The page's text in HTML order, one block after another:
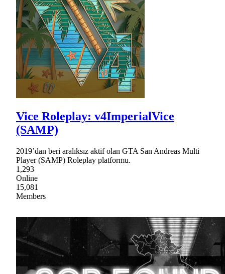
Vice Roleplay: v4ImperialVice
(SAMP)
2019’dan beri aralıksız aktif olan GTA San Andreas Multi
Player (SAMP) Roleplay platformu.
1,293
Online
15,081
Members